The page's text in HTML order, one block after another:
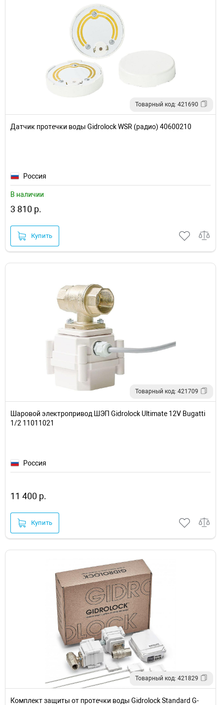
Товарный код: 421690
Датчик протечки воды Gidrolock WSR (радио) 40600210
Россия
В наличии
3 810 р.
Купить
Товарный код: 421709
Шаровой электропривод ШЭП Gidrolock Ultimate 12V Bugatti
1/2 11011021
Россия
11 400 р.
Купить
Товарный код: 421829
Комплект защиты от протечки воды Gidrolock Standard G-